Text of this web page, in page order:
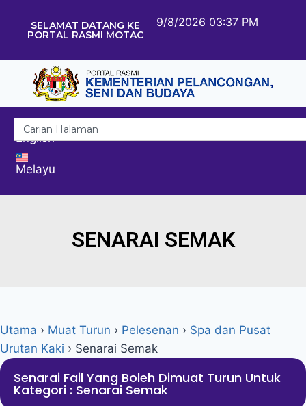
SELAMAT DATANG KE
PORTAL RASMI MOTAC
9/8/2026 03:37 PM
English
Melayu
SENARAI SEMAK
Utama › Muat Turun › Pelesenan › Spa dan Pusat
Urutan Kaki › Senarai Semak
Senarai Fail Yang Boleh Dimuat Turun Untuk
Kategori : Senarai Semak